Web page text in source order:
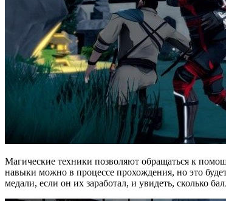
Магические техники позволяют обращаться к
навыки можно в процессе прохождения, но это
медали, если он их заработал, и увидеть, сколько